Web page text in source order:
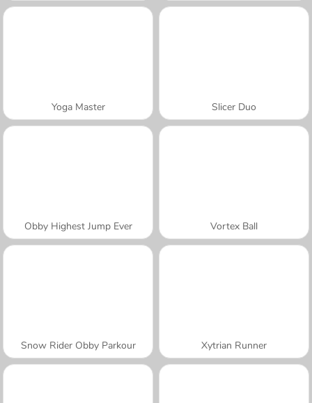
Yoga Master Slicer Duo
Obby Highest Jump Ever Vortex Ball
Snow Rider Obby Parkour Xytrian Runner